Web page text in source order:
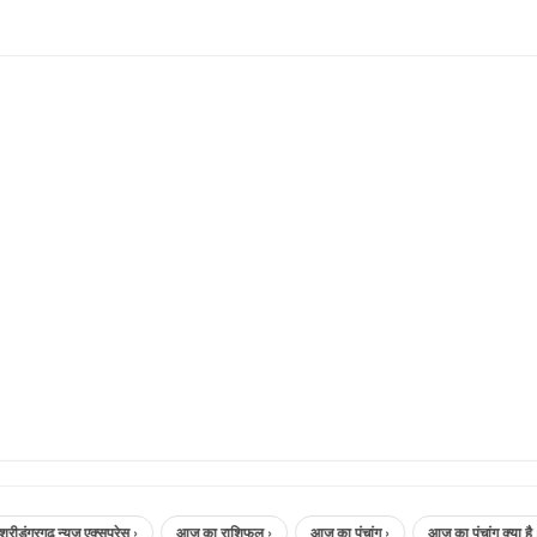
न्यूज़ एक्सप्रेस › आज का राशिफल › आज का पंचांग › आज का पंचांग क्या है ›